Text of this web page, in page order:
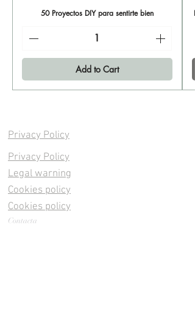
50 Proyectos DIY para sentirte bien
Add to Cart
Privacy Policy
Privacy Policy
Legal warning
Cookies policy
Cookies policy
Contacta